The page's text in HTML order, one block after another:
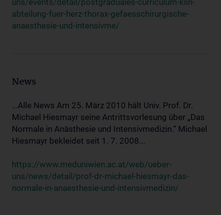
uns/events/detail/postgraduales-curriculum-klin-
abteilung-fuer-herz-thorax-gefaesschirurgische-
anaesthesie-und-intensivme/
News
...Alle News Am 25. März 2010 hält Univ. Prof. Dr.
Michael Hiesmayr seine Antrittsvorlesung über „Das
Normale in Anästhesie und Intensivmedizin.“ Michael
Hiesmayr bekleidet seit 1. 7. 2008...
https://www.meduniwien.ac.at/web/ueber-
uns/news/detail/prof-dr-michael-hiesmayr-das-
normale-in-anaesthesie-und-intensivmedizin/